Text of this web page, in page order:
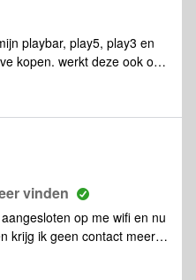
playbar, play5, play3 en
kopen. werkt deze ook op
vinden
op me wifi en nu
krijg ik geen contact meer